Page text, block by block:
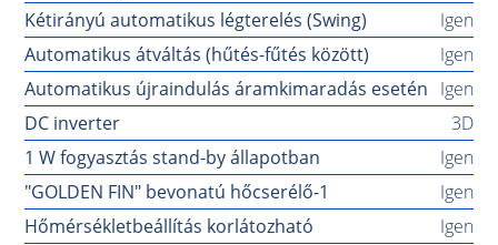
Kétirányú automatikus légterelés (Swing)
Igen
Automatikus átváltás (hűtés-fűtés között)
Igen
Automatikus újraindulás áramkimaradás esetén Igen
DC inverter
3D
1 W fogyasztás stand-by állapotban
Igen
"GOLDEN FIN" bevonatú hőcserélő-1
Igen
Hőmérsékletbeállítás korlátozható
Igen